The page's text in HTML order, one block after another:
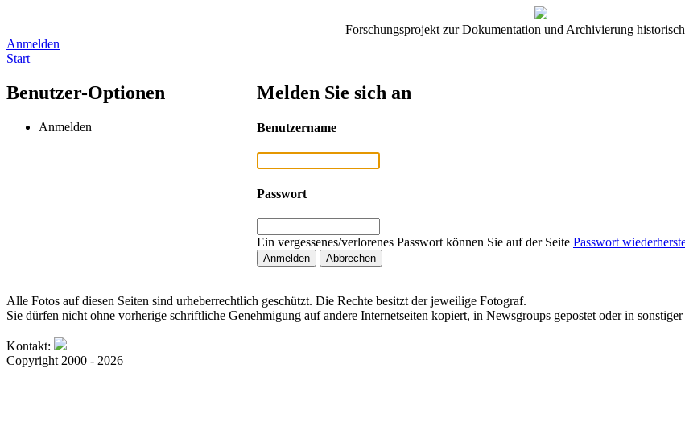
Forschungsprojekt zur Dokumentation und Archivierung
Anmelden
Start
Benutzer-Optionen
Anmelden
Melden Sie sich an
Benutzername
Passwort
Ein vergessenes/verlorenes Passwort können Sie auf der Seite Passwort
Alle Fotos auf diesen Seiten sind urheberrechtlich geschützt. Die Rechte besitzt der jeweilige Fotograf.
Sie dürfen nicht ohne vorherige schriftliche Genehmigung auf andere Internetseiten kopiert, in Newsgroups gepostet oder in
Kontakt:
Copyright 2000 - 2026